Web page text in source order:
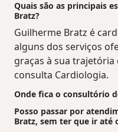
Quais são as principais
Bratz?
Guilherme Bratz é
alguns dos serviços
graças à sua trajetória
consulta Cardiologia.
Onde fica o consultório
Posso passar por
Bratz, sem ter que ir até